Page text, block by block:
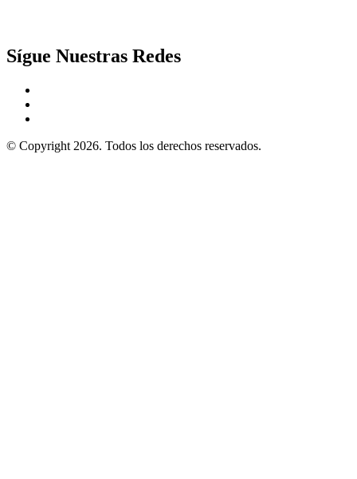
Sígue Nuestras Redes
© Copyright 2026. Todos los derechos reservados.